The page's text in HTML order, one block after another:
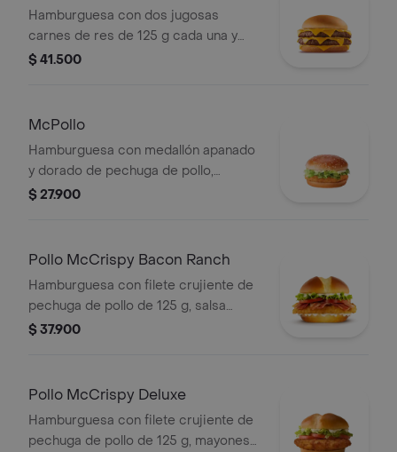
Hamburguesa con dos jugosas
carnes de res de 125 g cada una y
cinco quesos cremosos.
$ 41.500
McPollo
Hamburguesa con medallón apanado
y dorado de pechuga de pollo,
mayonesa cremosa y lechuga fresca,
$ 27.900
Pollo McCrispy Bacon Ranch
Hamburguesa con filete crujiente de
pechuga de pollo de 125 g, salsa
ranch, tocineta ahumada, lechuga
$ 37.900
Pollo McCrispy Deluxe
Hamburguesa con filete crujiente de
pechuga de pollo de 125 g, mayonesa